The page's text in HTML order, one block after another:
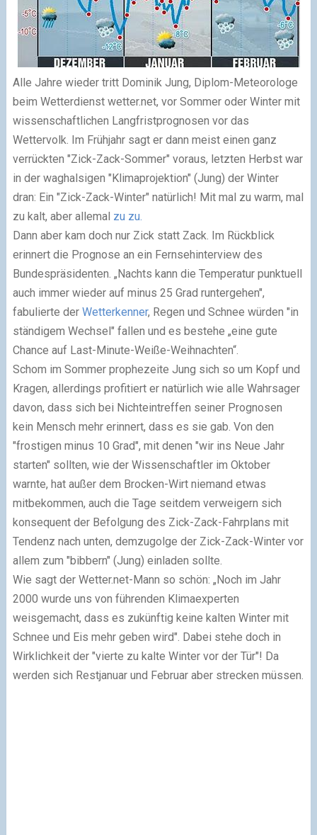
Alle Jahre wieder tritt Dominik Jung, Diplom-Meteorologe
beim Wetterdienst wetter.net, vor Sommer oder Winter mit
wissenschaftlichen Langfristprognosen vor das
Wettervolk. Im Frühjahr sagt er dann meist einen ganz
verrückten "Zick-Zack-Sommer" voraus, letzten Herbst war
in der waghalsigen "Klimaprojektion" (Jung) der Winter
dran: Ein "Zick-Zack-Winter" natürlich! Mit mal zu warm, mal
zu kalt, aber allemal zu zu.
Dann aber kam doch nur Zick statt Zack. Im Rückblick
erinnert die Prognose an ein Fernsehinterview des
Bundespräsidenten. „Nachts kann die Temperatur punktuell
auch immer wieder auf minus 25 Grad runtergehen",
fabulierte der Wetterkenner, Regen und Schnee würden "in
ständigem Wechsel" fallen und es bestehe „eine gute
Chance auf Last-Minute-Weiße-Weihnachten“.
Schom im Sommer prophezeite Jung sich so um Kopf und
Kragen, allerdings profitiert er natürlich wie alle Wahrsager
davon, dass sich bei Nichteintreffen seiner Prognosen
kein Mensch mehr erinnert, dass es sie gab. Von den
"frostigen minus 10 Grad", mit denen "wir ins Neue Jahr
starten" sollten, wie der Wissenschaftler im Oktober
warnte, hat außer dem Brocken-Wirt niemand etwas
mitbekommen, auch die Tage seitdem verweigern sich
konsequent der Befolgung des Zick-Zack-Fahrplans mit
Tendenz nach unten, demzugolge der Zick-Zack-Winter vor
allem zum "bibbern" (Jung) einladen sollte.
Wie sagt der Wetter.net-Mann so schön: „Noch im Jahr
2000 wurde uns von führenden Klimaexperten
weisgemacht, dass es zukünftig keine kalten Winter mit
Schnee und Eis mehr geben wird". Dabei stehe doch in
Wirklichkeit der "vierte zu kalte Winter vor der Tür"! Da
werden sich Restjanuar und Februar aber strecken müssen.